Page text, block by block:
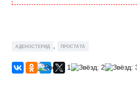
АДЕНОСТЕРИД ПРОСТАТА